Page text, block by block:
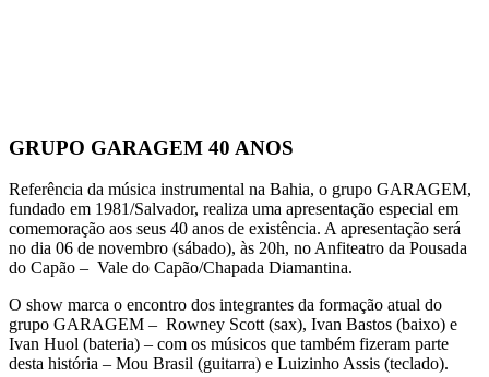
GRUPO GARAGEM 40 ANOS
Referência da música instrumental na Bahia, o grupo GARAGEM,
fundado em 1981/Salvador, realiza uma apresentação especial em
comemoração aos seus 40 anos de existência. A apresentação será
no dia 06 de novembro (sábado), às 20h, no Anfiteatro da Pousada
do Capão – Vale do Capão/Chapada Diamantina.
O show marca o encontro dos integrantes da formação atual do
grupo GARAGEM – Rowney Scott (sax), Ivan Bastos (baixo) e
Ivan Huol (bateria) – com os músicos que também fizeram parte
desta história – Mou Brasil (guitarra) e Luizinho Assis (teclado).